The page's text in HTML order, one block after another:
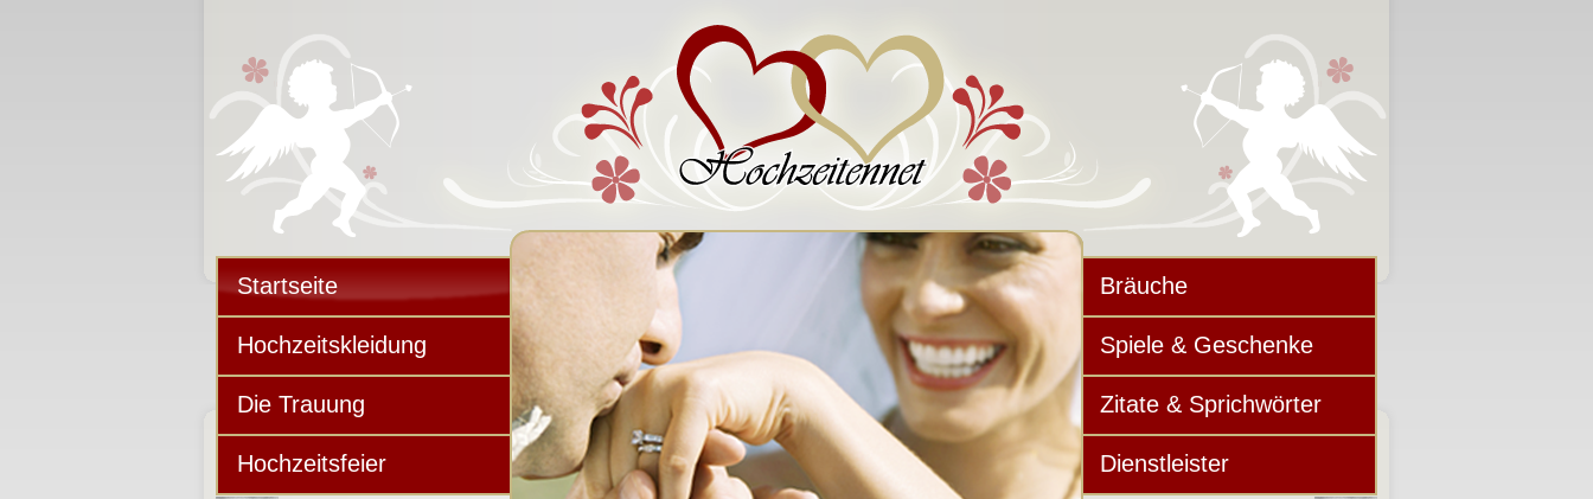
Startseite
Hochzeitskleidung
Die Trauung
Hochzeitsfeier
Bräuche
Spiele & Geschenke
Zitate & Sprichwörter
Dienstleister